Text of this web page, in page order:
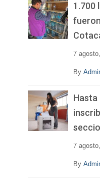
1.700
7
By
Hasta
7
By